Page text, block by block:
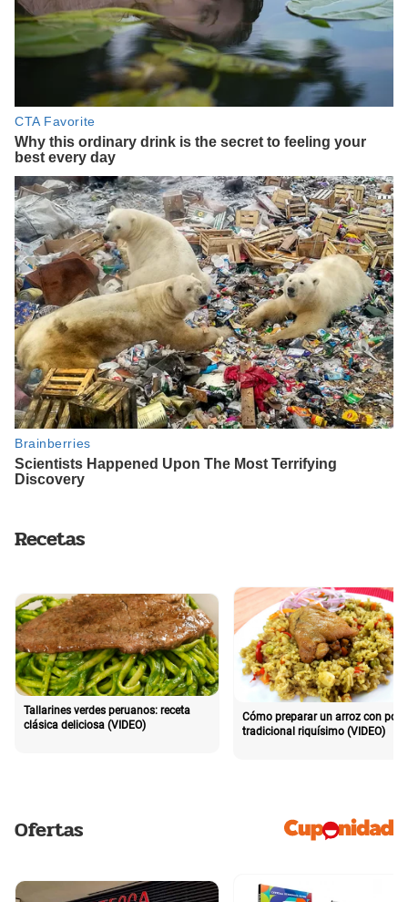
Recetas
Tallarines verdes peruanos: receta
clásica deliciosa (VIDEO)
Cómo preparar un arroz con pollo
tradicional riquísimo (VIDEO)
Ofertas